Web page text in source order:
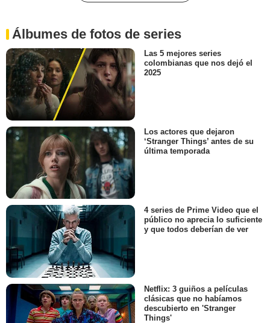
Álbumes de fotos de series
Las 5 mejores series
colombianas que nos dejó el
2025
Los actores que dejaron
‘Stranger Things’ antes de su
última temporada
4 series de Prime Video que el
público no aprecia lo suficiente
y que todos deberían de ver
Netflix: 3 guiños a películas
clásicas que no habíamos
descubierto en 'Stranger
Things'